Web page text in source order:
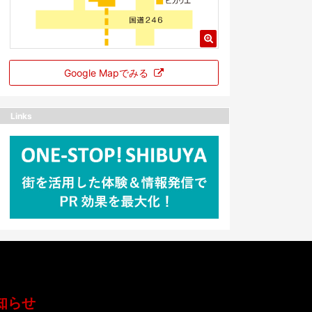
Google Mapでみる
Links
らせ